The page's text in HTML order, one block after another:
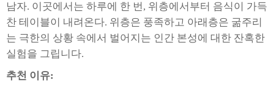
남자. 이곳에서는 하루에 한 번, 위층에서부터 음식이 가득
찬 테이블이 내려온다. 위층은 풍족하고 아래층은 굶주리
는 극한의 상황 속에서 벌어지는 인간 본성에 대한 잔혹한
실험을 그립니다.
추천 이유: